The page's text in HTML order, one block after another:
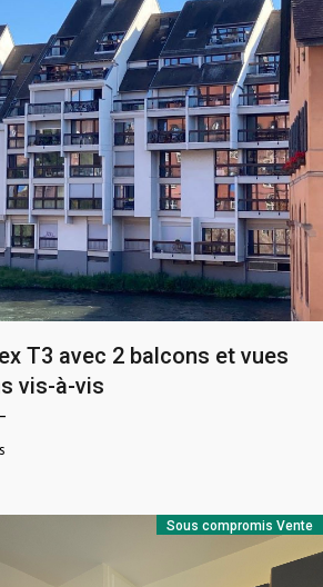
T3 avec 2 balcons et vues
vis-à-vis
Sous compromis Vente